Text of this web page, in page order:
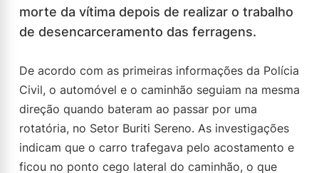
morte da vítima depois de realizar o trabalho
de desencarceramento das ferragens.
De acordo com as primeiras informações da Polícia
Civil, o automóvel e o caminhão seguiam na mesma
direção quando bateram ao passar por uma
rotatória, no Setor Buriti Sereno. As investigações
indicam que o carro trafegava pelo acostamento e
ficou no ponto cego lateral do caminhão, o que